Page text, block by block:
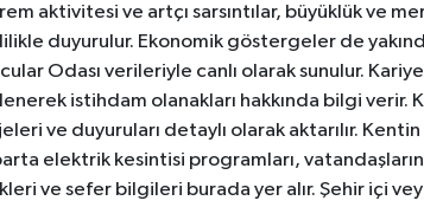
aktivitesi ve artçı sarsıntılar, büyüklük ve
duyurulur. Ekonomik göstergeler de
Odası verileriyle canlı olarak sunulur.
istihdam olanakları hakkında bilgi verir.
ve duyuruları detaylı olarak aktarılır.
elektrik kesintisi programları,
ve sefer bilgileri burada yer alır. Şehir içi